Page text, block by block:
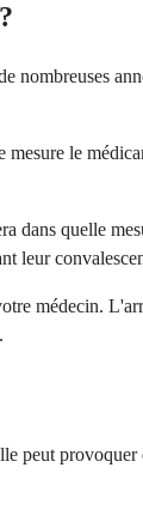
le
dans quelle
leur
médecin.